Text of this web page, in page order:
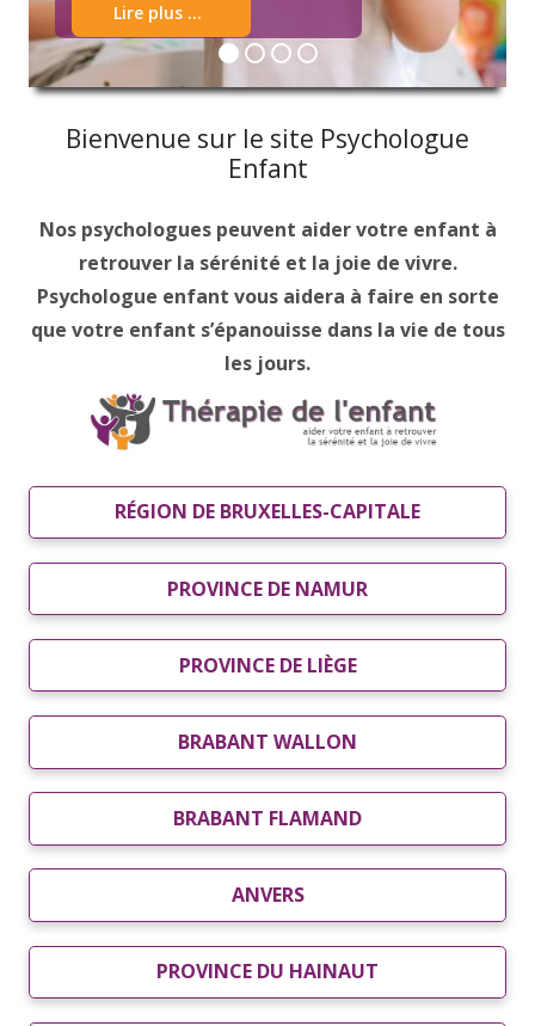
Lire plus ...
Bienvenue sur le site Psychologue
Enfant
Nos psychologues peuvent aider votre enfant à
retrouver la sérénité et la joie de vivre.
Psychologue enfant vous aidera à faire en sorte
que votre enfant s’épanouisse dans la vie de tous
les jours.
RÉGION DE BRUXELLES-CAPITALE
PROVINCE DE NAMUR
PROVINCE DE LIÈGE
BRABANT WALLON
BRABANT FLAMAND
ANVERS
PROVINCE DU HAINAUT